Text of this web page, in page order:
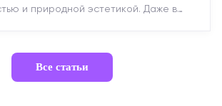
и природной эстетикой. Даже в
Все статьи